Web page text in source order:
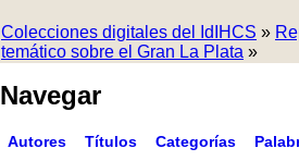
Colecciones digitales del IdIHCS »
temático sobre el Gran La Plata »
Navegar
Autores Títulos Categorías